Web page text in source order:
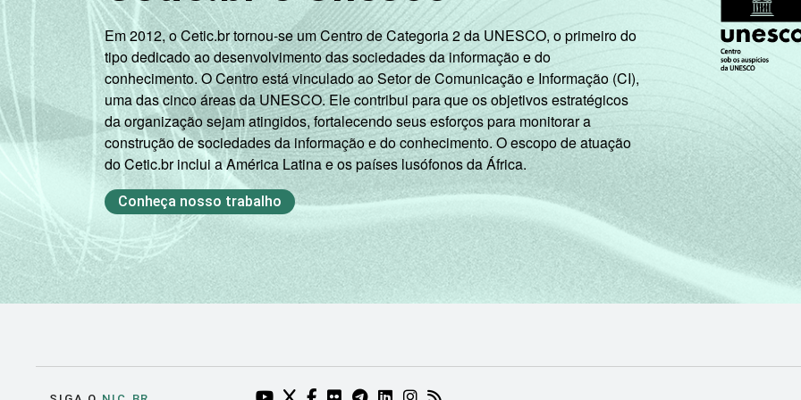
Em 2012, o Cetic.br tornou-se um Centro de Categoria 2 da UNESCO, o primeiro do
tipo dedicado ao desenvolvimento das sociedades da informação e do
conhecimento. O Centro está vinculado ao Setor de Comunicação e Informação (CI),
uma das cinco áreas da UNESCO. Ele contribui para que os objetivos estratégicos
da organização sejam atingidos, fortalecendo seus esforços para monitorar a
construção de sociedades da informação e do conhecimento. O escopo de atuação
do Cetic.br inclui a América Latina e os países lusófonos da África.
Conheça nosso trabalho